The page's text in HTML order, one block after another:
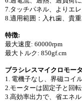
7.タッチパネル、よりエ
8.適用範囲：入れ歯、貴
特徴:
最大速度: 60000rpm
最大トルク: 850gf.cm
ブラシレスマイクロモー
1. 電機子なし、界磁コイ
2.モーターは固定子と回
3.高効率出力で、省エネル